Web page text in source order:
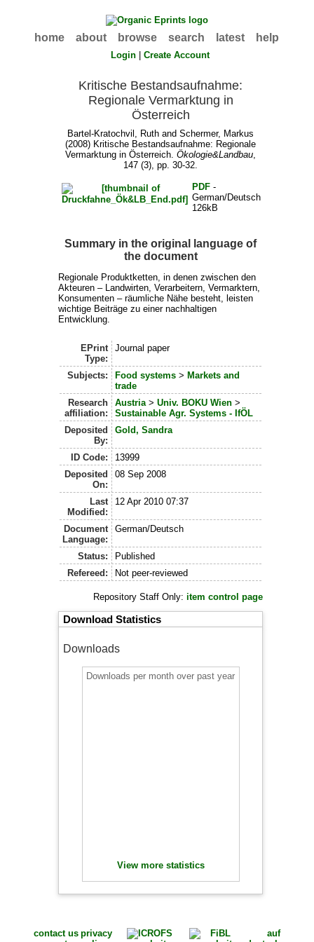
home about browse search latest help
Login |Create Account
Kritische Bestandsaufnahme:
Regionale Vermarktung in
Österreich
Bartel-Kratochvil, Ruth andSchermer, Markus
(2008) Kritische Bestandsaufnahme: Regionale
Vermarktung in Österreich.Ökologie&Landbau,
147 (3), pp. 30-32.
PDF -
German/Deutsch
126kB
Summary in the original language of
the document
Regionale Produktketten, in denen zwischen den
Akteuren – Landwirten, Verarbeitern, Vermarktern,
Konsumenten – räumliche Nähe besteht, leisten
wichtige Beiträge zu einer nachhaltigen
Entwicklung.
EPrint
Type:
Journal paper
Subjects: Food systems> Markets and
trade
Research
affiliation:
Austria> Univ. BOKU Wien>
Sustainable Agr. Systems - IfÖL
Deposited
By:
Gold, Sandra
ID Code:
13999
Deposited
On:
08 Sep 2008
Last
Modified:
12 Apr 2010 07:37
Document
Language:
German/Deutsch
Status:
Published
Refereed:
Not peer-reviewed
Repository Staff Only:item control page
Download Statistics
Downloads
Downloads per month over past year
View more statistics
contact us privacy
auf